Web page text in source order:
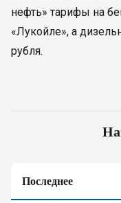
нефть» тарифы на
«Лукойле», а
рубля.
Последнее